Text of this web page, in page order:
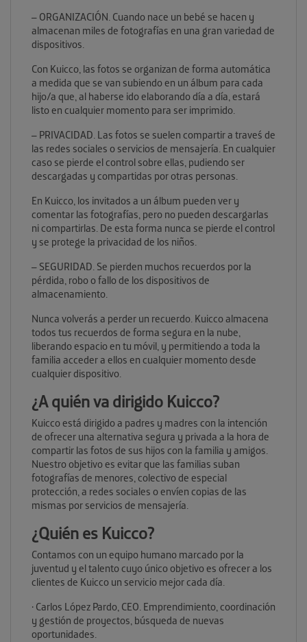
– ORGANIZACIÓN. Cuando nace un bebé se hacen y
almacenan miles de fotografías en una gran variedad de
dispositivos.
Con Kuicco, las fotos se organizan de forma automática
a medida que se van subiendo en un álbum para cada
hijo/a que, al haberse ido elaborando día a día, estará
listo en cualquier momento para ser imprimido.
– PRIVACIDAD. Las fotos se suelen compartir a traveś de
las redes sociales o servicios de mensajería. En cualquier
caso se pierde el control sobre ellas, pudiendo ser
descargadas y compartidas por otras personas.
En Kuicco, los invitados a un álbum pueden ver y
comentar las fotografías, pero no pueden descargarlas
ni compartirlas. De esta forma nunca se pierde el control
y se protege la privacidad de los niños.
– SEGURIDAD. Se pierden muchos recuerdos por la
pérdida, robo o fallo de los dispositivos de
almacenamiento.
Nunca volverás a perder un recuerdo. Kuicco almacena
todos tus recuerdos de forma segura en la nube,
liberando espacio en tu móvil, y permitiendo a toda la
familia acceder a ellos en cualquier momento desde
cualquier dispositivo.
¿A quién va dirigido Kuicco?
Kuicco está dirigido a padres y madres con la intención
de ofrecer una alternativa segura y privada a la hora de
compartir las fotos de sus hijos con la familia y amigos.
Nuestro objetivo es evitar que las familias suban
fotografías de menores, colectivo de especial
protección, a redes sociales o envíen copias de las
mismas por servicios de mensajería.
¿Quién es Kuicco?
Contamos con un equipo humano marcado por la
juventud y el talento cuyo único objetivo es ofrecer a los
clientes de Kuicco un servicio mejor cada día.
· Carlos López Pardo, CEO. Emprendimiento, coordinación
y gestión de proyectos, búsqueda de nuevas
oportunidades.